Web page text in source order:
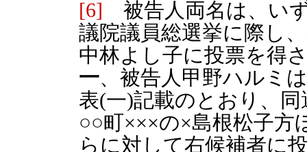
[6] 被告人両名は、い
議院議員総選挙に際し
中林よし子に投票を得
一、被告人甲野ハルミ
表(一)記載のとおり、
○○町×××の×島根松子方
らに対して右候補者に